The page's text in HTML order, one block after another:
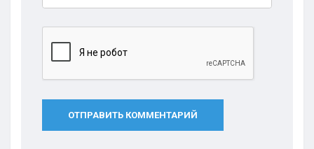
ОТПРАВИТЬ КОММЕНТАРИЙ